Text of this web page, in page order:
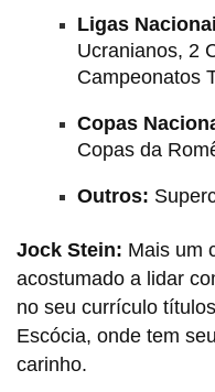
Ligas
Ucranianos, 2
Campeonatos
Copas
Copas da
Outros:
Jock Stein: Mais um
acostumado a lidar
no seu currículo
Escócia, onde tem
carinho.